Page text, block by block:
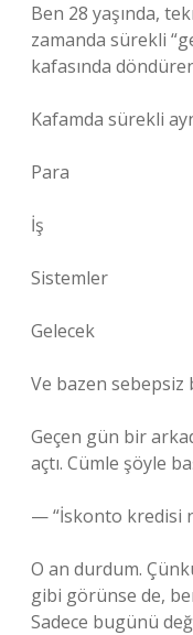
Ben 28 yaşında,
zamanda sürekli
kafasında
Kafamda sürekli
Para
İş
Sistemler
Gelecek
Ve bazen sebepsiz
Geçen gün bir
açtı. Cümle şöyle
— “İskonto kredisi
O an durdum.
gibi görünse de,
Sadece bugünü